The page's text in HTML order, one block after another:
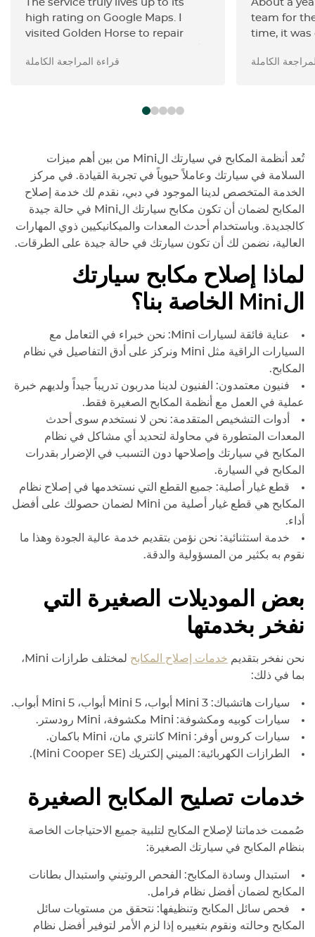
The service truly lives up to its
high rating on Google Maps. I
visited Golden Horse to repair
on my Mini Cooper, and the
easy to communicate with. I will
قراءة المراجعة الكاملة
About a
team for
time, it was
in their
2026, the
been using
January,
one. I
a truly
some kind
why I
Horse
quality of
looking for
skilled
الكاملة
تُعد أنظمة المكابح في سيارتك الMini من بين أهم ميزات
السلامة في سيارتك وعاملاً حيوياً في تجربة القيادة. في مركز
الخدمة المتخصص لدينا الموجود في دبي، نقدم لك خدمة إصلاح
المكابح لضمان أن تكون مكابح سيارتك الMini في حالة جيدة
كالجديدة. وباستخدام أحدث المعدات والميكانيكيين ذوي المهارات
العالية، نضمن لك أن تكون سيارتك في حالة جيدة على الطرقات.
لماذا إصلاح مكابح سيارتك
الMini الخاصة بنا؟
عناية فائقة لسيارات Mini: نحن خبراء في التعامل مع
السيارات الراقية مثل Mini ونركز على أدق التفاصيل في نظام
المكابح.
فنيون معتمدون: الفنيون لدينا مدربون تدريباً جيداً ولديهم خبرة
عملية في العمل مع أنظمة المكابح الصغيرة فقط.
أدوات التشخيص المتقدمة: نحن لا نستخدم سوى أحدث
المعدات المتطورة في محاولة لتحديد أي مشاكل في نظام
المكابح في سيارتك وإصلاحها دون التسبب في الإضرار بقدرات
المكابح في السيارة.
قطع غيار أصلية: جميع القطع التي نستخدمها في إصلاح نظام
المكابح هي قطع غيار أصلية من Mini لضمان حصولك على أفضل
أداء.
خدمة استثنائية: نحن نؤمن بتقديم خدمة عالية الجودة وهذا ما
نقوم به بكثير من المسؤولية والدقة.
بعض الموديلات الصغيرة التي
نفخر بخدمتها
نحن نفخر بتقديم خدمات إصلاح المكابح
لمختلف طرازات Mini،
بما في ذلك:
سيارات هاتشباك: Mini 3 أبواب، Mini 5 أبواب، Mini 5 أبواب.
سيارات كوبيه ومكشوفة: Mini مكشوفة، Mini رودستر.
سيارات كروس أوفر: Mini كانتري مان، Mini باكمان.
الطرازات الكهربائية: الميني إلكتريك (
Mini Cooper SE).
خدمات تصليح المكابح الصغيرة
صُممت خدماتنا لإصلاح المكابح لتلبية جميع الاحتياجات الخاصة
بنظام المكابح في سيارتك الصغيرة:
استبدال وسادة المكابح: الفحص الروتيني واستبدال بطانات
المكابح لضمان أفضل نظام فرامل.
فحص سائل المكابح وتنظيفها: نتحقق من مستويات سائل
المكابح وحالته ونقوم بتغييره إذا لزم الأمر لتوفير أفضل نظام